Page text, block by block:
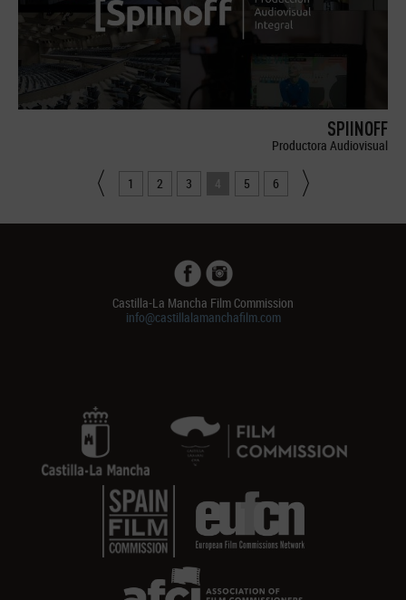
SPIINOFF
Productora Audiovisual
1 2 3 4 5 6
Castilla-La Mancha Film Commission
info@castillalamanchafilm.com